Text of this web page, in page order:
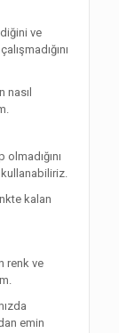
ve
nasıl
kalan
renk ve
emin